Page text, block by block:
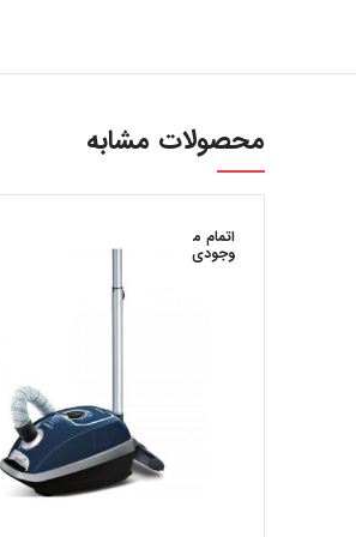
محصولات مشابه
اتمام م
وجودی
...